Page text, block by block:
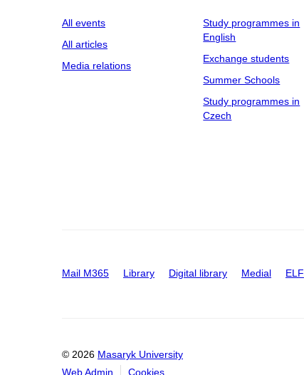
All events
All articles
Media relations
Study programmes in
English
Exchange students
Summer Schools
Study programmes in
Czech
Mail M365 Library Digital library Medial ELF
© 2026 Masaryk University
Web Admin
Cookies